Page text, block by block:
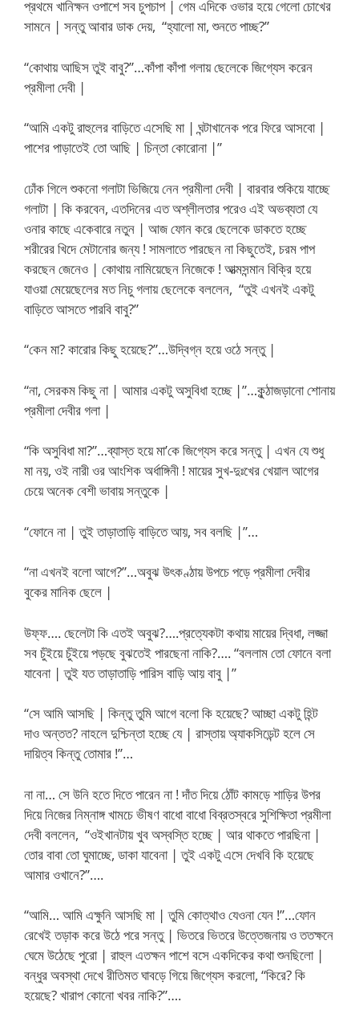
প্রথমে খানিক্ষন ওপাশে সব চুপচাপ | গেম এদিকে ওভার হয়ে গেলো চোখের
সামনে | সন্তু আবার ডাক দেয়, “হ্যালো মা, শুনতে পাচ্ছ?”
“কোথায় আছিস তুই বাবু?”…কাঁপা কাঁপা গলায় ছেলেকে জিগ্যেস করেন
প্রমীলা দেবী |
“আমি একটু রাহুলের বাড়িতে এসেছি মা | ঘন্টাখানেক পরে ফিরে আসবো |
পাশের পাড়াতেই তো আছি | চিন্তা কোরোনা |”
ঢোঁক গিলে শুকনো গলাটা ভিজিয়ে নেন প্রমীলা দেবী | বারবার শুকিয়ে যাচ্ছে
গলাটা | কি করবেন, এতদিনের এত অশ্লীলতার পরেও এই অভব্যতা যে
ওনার কাছে একেবারে নতুন | আজ ফোন করে ছেলেকে ডাকতে হচ্ছে
শরীরের খিদে মেটানোর জন্য ! সামলাতে পারছেন না কিছুতেই, চরম পাপ
করছেন জেনেও | কোথায় নামিয়েছেন নিজেকে ! আত্মসন্মান বিক্রি হয়ে
যাওয়া মেয়েছেলের মত নিচু গলায় ছেলেকে বললেন, “তুই এখনই একটু
বাড়িতে আসতে পারবি বাবু?”
“কেন মা? কারোর কিছু হয়েছে?”…উদ্বিগ্ন হয়ে ওঠে সন্তু |
“না, সেরকম কিছু না | আমার একটু অসুবিধা হচ্ছে |”…কুন্ঠাজড়ানো শোনায়
প্রমীলা দেবীর গলা |
“কি অসুবিধা মা?”…ব্যাস্ত হয়ে মা’কে জিগ্যেস করে সন্তু | এখন যে শুধু
মা নয়, ওই নারী ওর আংশিক অর্ধাঙ্গিনী ! মায়ের সুখ-দুঃখের খেয়াল আগের
চেয়ে অনেক বেশী ভাবায় সন্তুকে |
“ফোনে না | তুই তাড়াতাড়ি বাড়িতে আয়, সব বলছি |”…
“না এখনই বলো আগে?”…অবুঝ উৎকণ্ঠায় উপচে পড়ে প্রমীলা দেবীর
বুকের মানিক ছেলে |
উফ্ফ…. ছেলেটা কি এতই অবুঝ?….প্রত্যেকটা কথায় মায়ের দ্বিধা, লজ্জা
সব চুঁইয়ে চুঁইয়ে পড়ছে বুঝতেই পারছেনা নাকি?…. “বললাম তো ফোনে বলা
যাবেনা | তুই যত তাড়াতাড়ি পারিস বাড়ি আয় বাবু |”
“সে আমি আসছি | কিন্তু তুমি আগে বলো কি হয়েছে? আচ্ছা একটু হিন্ট
দাও অন্তত? নাহলে দুশ্চিন্তা হচ্ছে যে | রাস্তায় অ্যাকসিডেন্ট হলে সে
দায়িত্ব কিন্তু তোমার !”…
না না… সে উনি হতে দিতে পারেন না ! দাঁত দিয়ে ঠোঁট কামড়ে শাড়ির উপর
দিয়ে নিজের নিম্নাঙ্গ খামচে ভীষণ বাধো বাধো বিব্রতস্বরে সুশিক্ষিতা প্রমীলা
দেবী বললেন, “ওইখানটায় খুব অস্বস্তি হচ্ছে | আর থাকতে পারছিনা |
তোর বাবা তো ঘুমাচ্ছে, ডাকা যাবেনা | তুই একটু এসে দেখবি কি হয়েছে
আমার ওখানে?”….
“আমি… আমি এক্ষুনি আসছি মা | তুমি কোত্থাও যেওনা যেন !”…ফোন
রেখেই তড়াক করে উঠে পরে সন্তু | ভিতরে ভিতরে উত্তেজনায় ও ততক্ষনে
ঘেমে উঠেছে পুরো | রাহুল এতক্ষন পাশে বসে একদিকের কথা শুনছিলো |
বন্ধুর অবস্থা দেখে রীতিমত ঘাবড়ে গিয়ে জিগ্যেস করলো, “কিরে? কি
হয়েছে? খারাপ কোনো খবর নাকি?”….